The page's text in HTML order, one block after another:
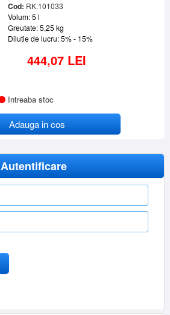
Cod: RK.101033
Volum: 5 l
Greutate: 5,25 kg
Dilutie de lucru: 5% - 15%
444,07 LEI
Intreaba stoc
Adauga in cos
Autentificare